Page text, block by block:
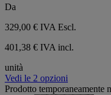
Da
329,00 € IVA Escl.
401,38 € IVA incl.
unità
Vedi le 2 opzioni
Prodotto temporaneamente